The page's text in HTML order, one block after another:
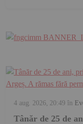
4 aug. 2026, 20:49 în
Tânăr de 25 de